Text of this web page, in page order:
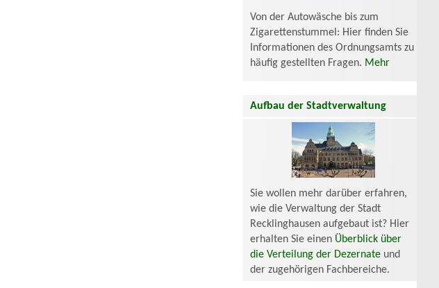
Von der Autowäsche bis zum
Zigarettenstummel: Hier finden Sie
Informationen des Ordnungsamts zu
häufig gestellten Fragen. Mehr
Aufbau der Stadtverwaltung
Sie wollen mehr darüber erfahren,
wie die Verwaltung der Stadt
Recklinghausen aufgebaut ist? Hier
erhalten Sie einen Überblick über
die Verteilung der Dezernate und
der zugehörigen Fachbereiche.